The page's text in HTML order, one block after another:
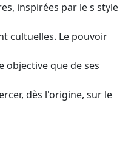
inspirées par le s style
cultuelles. Le pouvoir
objective que de ses
dès l'origine, sur le